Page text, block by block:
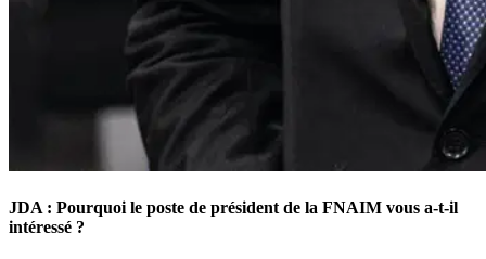
JDA : Pourquoi le poste de président de la FNAIM vous a-t-il
intéressé ?